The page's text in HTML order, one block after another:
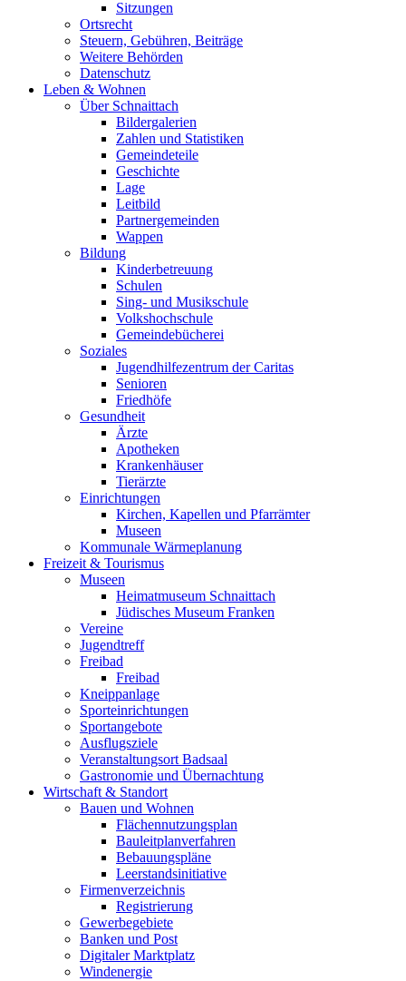
Sitzungen
Ortsrecht
Steuern, Gebühren, Beiträge
Weitere Behörden
Datenschutz
Leben & Wohnen
Über Schnaittach
Bildergalerien
Zahlen und Statistiken
Gemeindeteile
Geschichte
Lage
Leitbild
Partnergemeinden
Wappen
Bildung
Kinderbetreuung
Schulen
Sing- und Musikschule
Volkshochschule
Gemeindebücherei
Soziales
Jugendhilfezentrum der Caritas
Senioren
Friedhöfe
Gesundheit
Ärzte
Apotheken
Krankenhäuser
Tierärzte
Einrichtungen
Kirchen, Kapellen und Pfarrämter
Museen
Kommunale Wärmeplanung
Freizeit & Tourismus
Museen
Heimatmuseum Schnaittach
Jüdisches Museum Franken
Vereine
Jugendtreff
Freibad
Freibad
Kneippanlage
Sporteinrichtungen
Sportangebote
Ausflugsziele
Veranstaltungsort Badsaal
Gastronomie und Übernachtung
Wirtschaft & Standort
Bauen und Wohnen
Flächennutzungsplan
Bauleitplanverfahren
Bebauungspläne
Leerstandsinitiative
Firmenverzeichnis
Registrierung
Gewerbegebiete
Banken und Post
Digitaler Marktplatz
Windenergie